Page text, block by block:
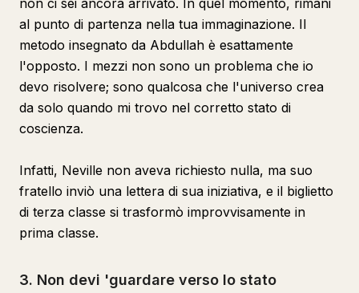
non ci sei ancora arrivato. In quel momento, rimani
al punto di partenza nella tua immaginazione. Il
metodo insegnato da Abdullah è esattamente
l'opposto. I mezzi non sono un problema che io
devo risolvere; sono qualcosa che l'universo crea
da solo quando mi trovo nel corretto stato di
coscienza.
Infatti, Neville non aveva richiesto nulla, ma suo
fratello inviò una lettera di sua iniziativa, e il biglietto
di terza classe si trasformò improvvisamente in
prima classe.
3. Non devi 'guardare verso lo stato